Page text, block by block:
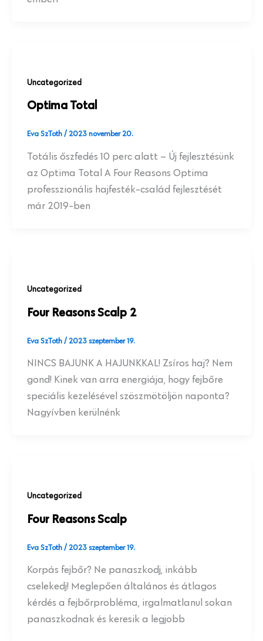
Uncategorized
Optima Total
Eva SzToth/2023 november 20.
Totális őszfedés 10 perc alatt – Új fejlesztésünk
az Optima Total A Four Reasons Optima
professzionális hajfesték-család fejlesztését
már 2019-ben
Uncategorized
Four Reasons Scalp 2
Eva SzToth/2023 szeptember 19.
NINCS BAJUNK A HAJUNKKAL! Zsíros haj? Nem
gond! Kinek van arra energiája, hogy fejbőre
speciális kezelésével szöszmötöljön naponta?
Nagyívben kerülnénk
Uncategorized
Four Reasons Scalp
Eva SzToth/2023 szeptember 19.
Korpás fejbőr? Ne panaszkodj, inkább
cselekedj! Meglepően általános és átlagos
kérdés a fejbőrprobléma, irgalmatlanul sokan
panaszkodnak és keresik a legjobb